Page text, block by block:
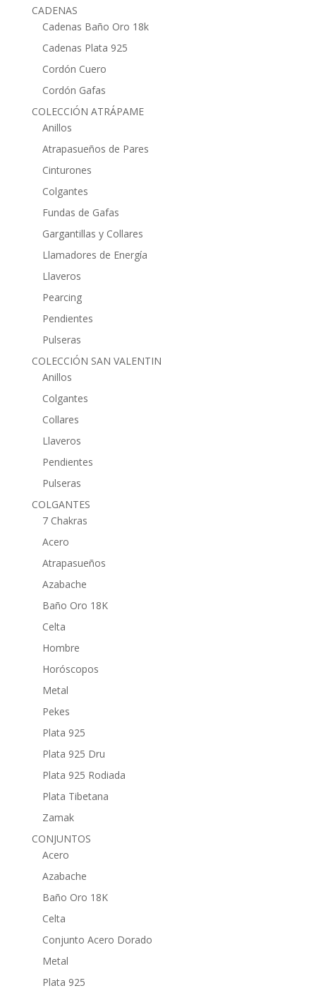
CADENAS
Cadenas Baño Oro 18k
Cadenas Plata 925
Cordón Cuero
Cordón Gafas
COLECCIÓN ATRÁPAME
Anillos
Atrapasueños de Pares
Cinturones
Colgantes
Fundas de Gafas
Gargantillas y Collares
Llamadores de Energía
Llaveros
Pearcing
Pendientes
Pulseras
COLECCIÓN SAN VALENTIN
Anillos
Colgantes
Collares
Llaveros
Pendientes
Pulseras
COLGANTES
7 Chakras
Acero
Atrapasueños
Azabache
Baño Oro 18K
Celta
Hombre
Horóscopos
Metal
Pekes
Plata 925
Plata 925 Dru
Plata 925 Rodiada
Plata Tibetana
Zamak
CONJUNTOS
Acero
Azabache
Baño Oro 18K
Celta
Conjunto Acero Dorado
Metal
Plata 925